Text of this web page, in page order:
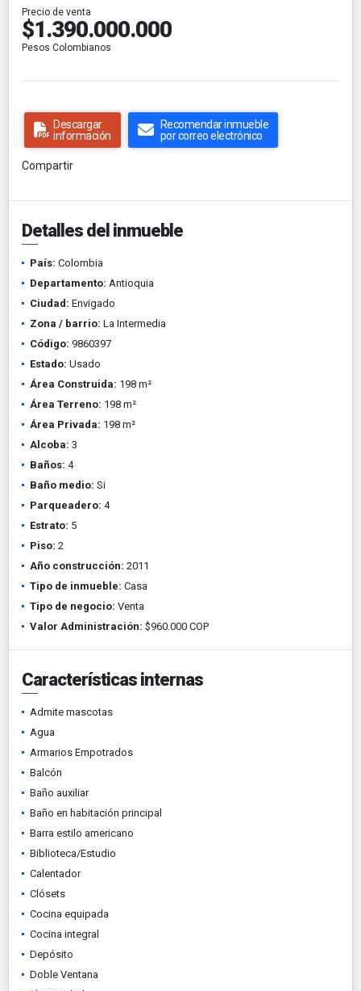
Precio de venta
$1.390.000.000
Pesos Colombianos
Descargar
información
Recomendar inmueble
por correo electrónico
Compartir
Detalles del inmueble
País: Colombia
Departamento: Antioquia
Ciudad: Envigado
Zona / barrio: La Intermedia
Código: 9860397
Estado: Usado
Área Construida: 198 m²
Área Terreno: 198 m²
Área Privada: 198 m²
Alcoba: 3
Baños: 4
Baño medio: Si
Parqueadero: 4
Estrato: 5
Piso: 2
Año construcción: 2011
Tipo de inmueble: Casa
Tipo de negocio: Venta
Valor Administración: $960.000 COP
Características internas
Admite mascotas
Agua
Armarios Empotrados
Balcón
Baño auxiliar
Baño en habitación principal
Barra estilo americano
Biblioteca/Estudio
Calentador
Clósets
Cocina equipada
Cocina integral
Depósito
Doble Ventana